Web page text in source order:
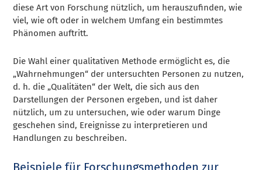
diese Art von Forschung nützlich, um herauszufinden, wie
viel, wie oft oder in welchem Umfang ein bestimmtes
Phänomen auftritt.
Die Wahl einer qualitativen Methode ermöglicht es, die
„Wahrnehmungen“ der untersuchten Personen zu nutzen,
d. h. die „Qualitäten“ der Welt, die sich aus den
Darstellungen der Personen ergeben, und ist daher
nützlich, um zu untersuchen, wie oder warum Dinge
geschehen sind, Ereignisse zu interpretieren und
Handlungen zu beschreiben.
Beispiele für Forschungsmethoden zur